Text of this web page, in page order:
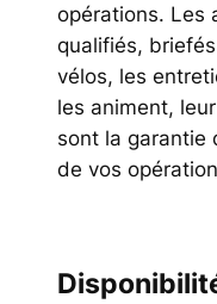
opérations. Les
qualifiés,
vélos, les
les animent,
sont la garantie
de vos